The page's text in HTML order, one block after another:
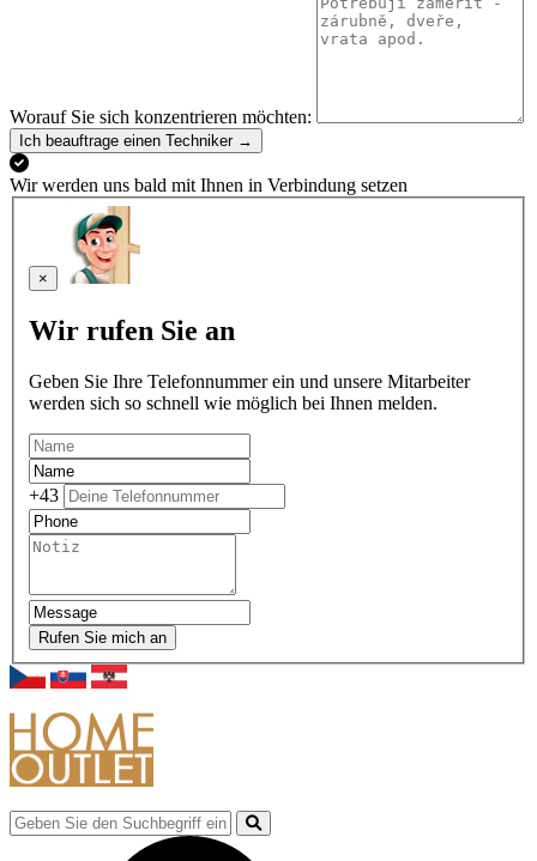
Worauf Sie sich konzentrieren möchten:
Ich beauftrage einen Techniker →
Wir werden uns bald mit Ihnen in Verbindung setzen
×
Wir rufen Sie an
Geben Sie Ihre Telefonnummer ein und unsere Mitarbeiter
werden sich so schnell wie möglich bei Ihnen melden.
+43
Rufen Sie mich an